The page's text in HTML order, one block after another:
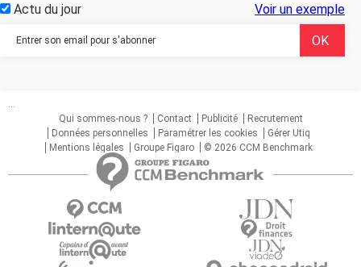
Actu du jour Voir un exemple
...
Qui sommes-nous ?
Contact Publicité
Recrutement
Données personnelles
Paramétrer les cookies
Gérer Utiq
Mentions légales
Groupe Figaro © 2026 CCM Benchmark